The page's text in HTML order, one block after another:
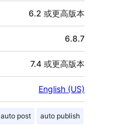
6.2 或更高版本
6.8.7
7.4 或更高版本
English (US)
auto post auto publish